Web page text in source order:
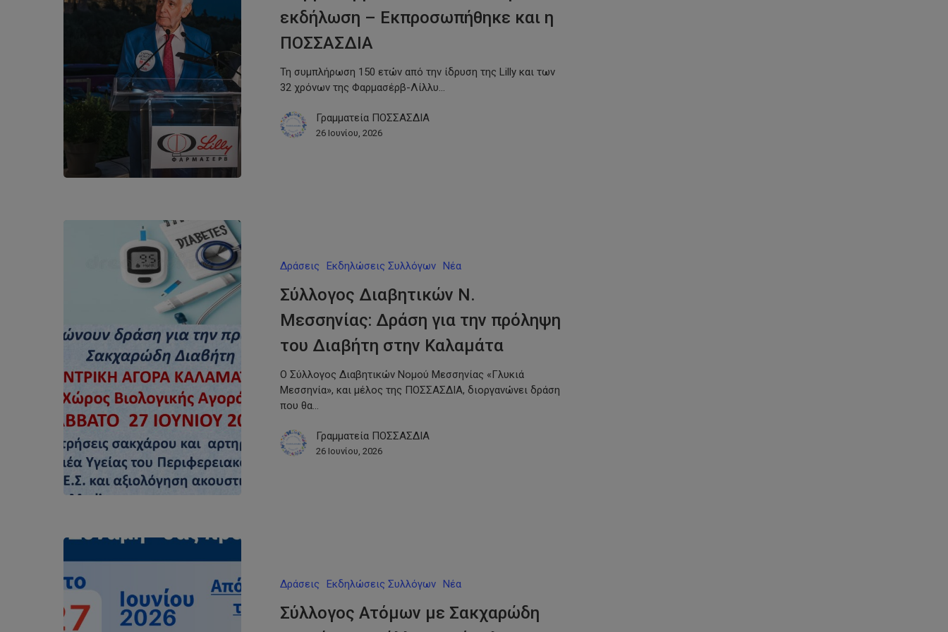
εκδήλωση – Εκπροσωπήθηκε και η
ΠΟΣΣΑΣΔΙΑ
Τη συμπλήρωση 150 ετών από την ίδρυση της Lilly και των
32 χρόνων της Φαρμασέρβ-Λίλλυ…
Γραμματεία ΠΟΣΣΑΣΔΙΑ
26 Ιουνίου, 2026
Δράσεις Εκδηλώσεις Συλλόγων Νέα
Σύλλογος Διαβητικών Ν.
Μεσσηνίας: Δράση για την πρόληψη
του Διαβήτη στην Καλαμάτα
Ο Σύλλογος Διαβητικών Νομού Μεσσηνίας «Γλυκιά
Μεσσηνία», και μέλος της ΠΟΣΣΑΣΔΙΑ, διοργανώνει δράση
που θα…
Γραμματεία ΠΟΣΣΑΣΔΙΑ
26 Ιουνίου, 2026
Δράσεις Εκδηλώσεις Συλλόγων Νέα
Σύλλογος Ατόμων με Σακχαρώδη